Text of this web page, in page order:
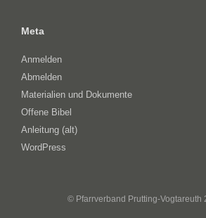
Meta
Anmelden
Abmelden
Materialien und Dokumente
Offene Bibel
Anleitung (alt)
WordPress
© Pfarrverband Prutting-Vogtareuth